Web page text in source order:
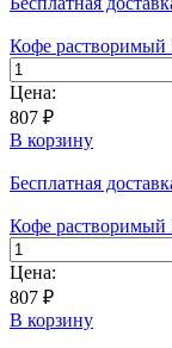
Кофе растворимый
Цена:
807 ₽
В корзину
Бесплатная
Кофе растворимый
Цена:
807 ₽
В корзину